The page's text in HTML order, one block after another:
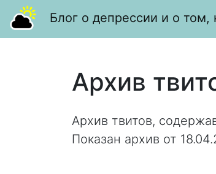
Блог о депрессии и о том,
Архив
Архив твитов,
Показан архив от